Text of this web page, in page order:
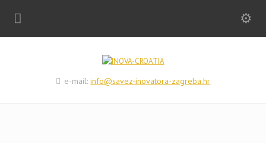
e-mail:info@savez-inovatora-zagreba.hr